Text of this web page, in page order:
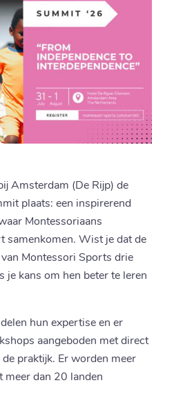
Amsterdam (De Rijp) de
plaats: een inspirerend
Montessoriaans
samenkomen. Wist je dat de
Montessori Sports drie
je kans om hen beter te leren
hun expertise en er
aangeboden met direct
praktijk. Er worden meer
meer dan 20 landen